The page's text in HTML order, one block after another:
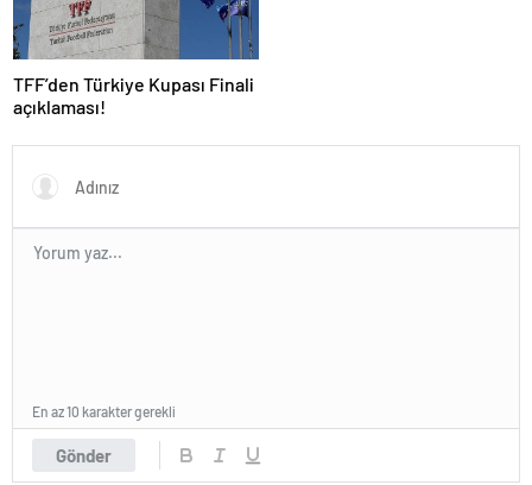
TFF’den Türkiye Kupası Finali
açıklaması!
Gönder
En az 10 karakter gerekli